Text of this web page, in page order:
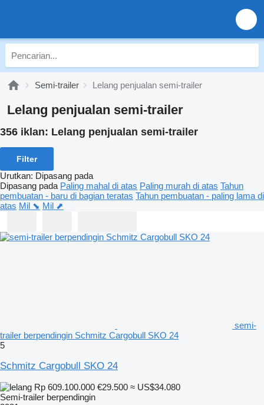
Semi-trailer Lelang penjualan semi-trailer
Lelang penjualan semi-trailer
356 iklan: Lelang penjualan semi-trailer
Filter
Urutkan: Dipasang pada
Dipasang pada Paling mahal di atas Paling murah di atas Tahun
pembuatan - baru di bagian teratas Tahun pembuatan - paling lama di
atas Mil ⬊ Mil ⬈
semi-
trailer berpendingin Schmitz Cargobull SKO 24
5
Schmitz Cargobull SKO 24
Rp 609.100.000 €29.500 ≈ US$34.080
Semi-trailer berpendingin